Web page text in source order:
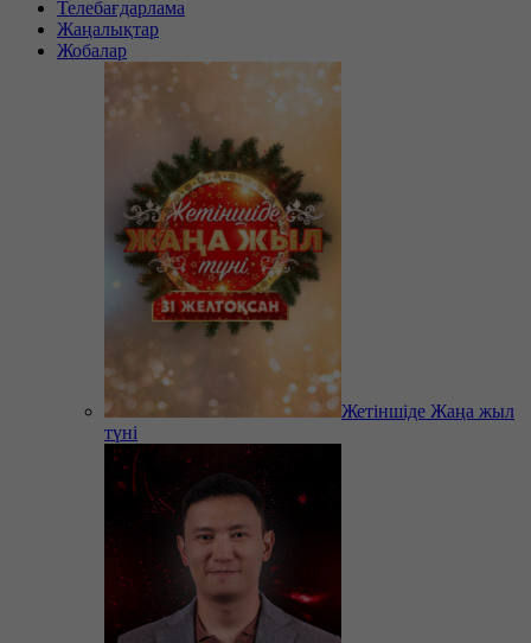
Телебағдарлама
Жаңалықтар
Жобалар
Жетіншіде Жаңа жыл
түні